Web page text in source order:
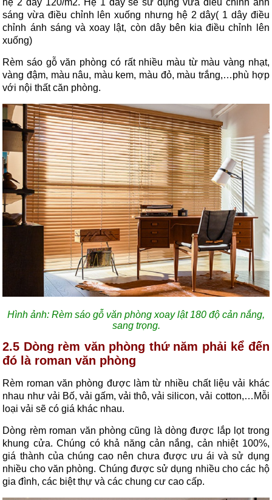
sáng vừa điều chỉnh lên xuống nhưng hệ 2 dây( 1 dây điều
chỉnh ánh sáng và xoay lật, còn dây bên kia điều chỉnh lên
xuống)
Rèm sáo gỗ văn phòng có rất nhiều màu từ màu vàng nhạt,
vàng đậm, màu nâu, màu kem, màu đỏ, màu trắng,…phù hợp
với nội thất căn phòng.
Hình ảnh: Rèm sáo gỗ văn phòng xoay lật 180 độ cản nắng,
sang trọng.
2.5 Dòng rèm văn phòng thứ năm phải kể đến
đó là roman văn phòng
Rèm roman văn phòng được làm từ nhiều chất liệu vải khác
nhau như vải Bố, vải gấm, vải thô, vải silicon, vải cotton,…Mỗi
loại vải sẽ có giá khác nhau.
Dòng rèm roman văn phòng cũng là dòng được lắp lọt trong
khung cửa. Chúng có khả năng cản nắng, cản nhiệt 100%,
giá thành của chúng cao nên chưa được ưu ái và sử dụng
nhiều cho văn phòng. Chúng được sử dụng nhiều cho các hộ
gia đình, các biệt thự và các chung cư cao cấp.